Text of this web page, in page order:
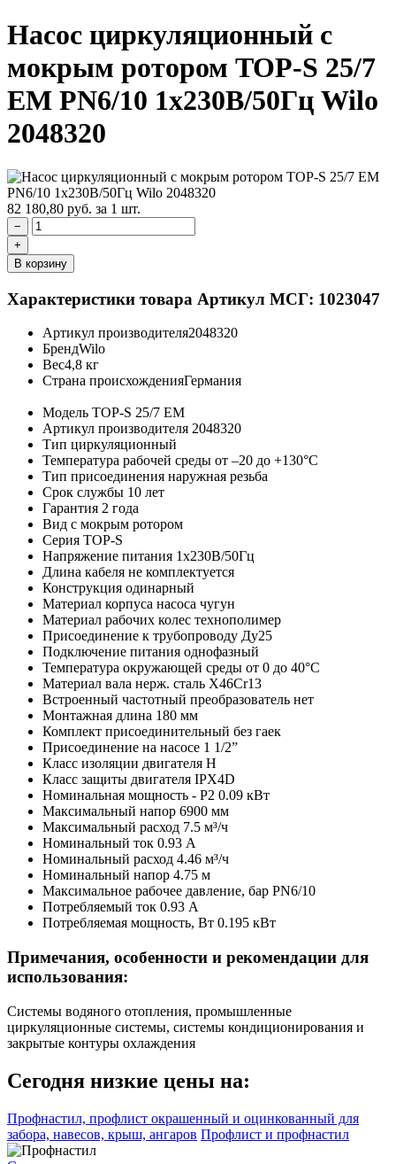
Насос циркуляционный с
мокрым ротором TOP-S 25/7
EM PN6/10 1х230В/50Гц Wilo
2048320
82 180,80 руб. за 1 шт.
−
+
В корзину
Характеристики товара Артикул МСГ: 1023047
Артикул производителя2048320
БрендWilo
Вес4,8 кг
Страна происхожденияГермания
Модель TOP-S 25/7 EM
Артикул производителя 2048320
Тип циркуляционный
Температура рабочей среды от –20 до +130°C
Тип присоединения наружная резьба
Срок службы 10 лет
Гарантия 2 года
Вид с мокрым ротором
Серия TOP-S
Напряжение питания 1х230В/50Гц
Длина кабеля не комплектуется
Конструкция одинарный
Материал корпуса насоса чугун
Материал рабочих колес технополимер
Присоединение к трубопроводу Ду25
Подключение питания однофазный
Температура окружающей среды от 0 до 40°C
Материал вала нерж. сталь X46Cr13
Встроенный частотный преобразователь нет
Монтажная длина 180 мм
Комплект присоединительный без гаек
Присоединение на насосе 1 1/2”
Класс изоляции двигателя H
Класс защиты двигателя IPX4D
Номинальная мощность - P2 0.09 кВт
Максимальный напор 6900 мм
Максимальный расход 7.5 м³/ч
Номинальный ток 0.93 A
Номинальный расход 4.46 м³/ч
Номинальный напор 4.75 м
Максимальное рабочее давление, бар PN6/10
Потребляемый ток 0.93 А
Потребляемая мощность, Вт 0.195 кВт
Примечания, особенности и рекомендации для
использования:
Системы водяного отопления, промышленные
циркуляционные системы, системы кондиционирования и
закрытые контуры охлаждения
Сегодня низкие цены на:
Профнастил, профлист окрашенный и оцинкованный для
забора, навесов, крыш, ангаров Профлист и профнастил